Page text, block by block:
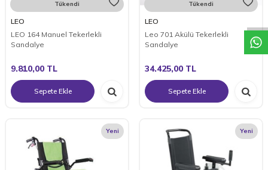
Tükendi
LEO
LEO 164 Manuel Tekerlekli
Sandalye
9.810,00 TL
Sepete Ekle
Tükendi
LEO
Leo 701 Akülü Tekerlekli
Sandalye
34.425,00 TL
Sepete Ekle
Yeni Yeni